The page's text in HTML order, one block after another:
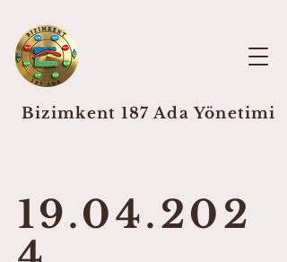
Bizimkent 187 Ada Yönetimi
19.04.202